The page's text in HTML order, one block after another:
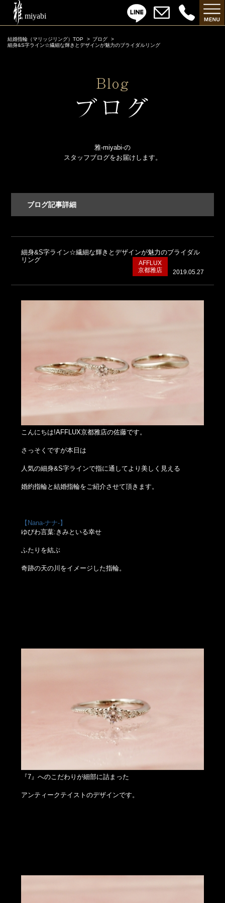
結婚指輪（マリッジリング）TOP
ブログ
細身&S字ライン☆繊細な輝きとデザインが魅力のブライダルリング
雅-miyabi-の
スタッフブログをお届けします。
ブログ記事詳細
細身&S字ライン☆繊細な輝きとデザインが魅力のブライダル
リング
2019.05.27
AFFLUX
京都雅店
こんにちは!AFFLUX京都雅店の佐藤です。
さっそくですが本日は
人気の細身&S字ラインで指に通してより美しく見える
婚約指輪と結婚指輪をご紹介させて頂きます。
【Nana-ナナ-】
ゆびわ言葉:きみといる幸せ
ふたりを結ぶ
奇跡の天の川をイメージした指輪。
『7』へのこだわりが細部に詰まった
アンティークテイストのデザインです。